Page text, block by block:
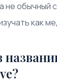
не обычный
как